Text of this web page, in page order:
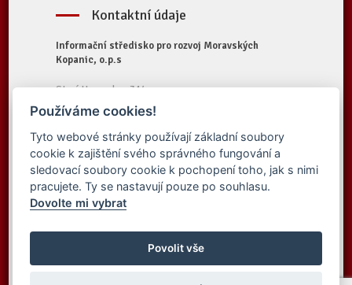
Kontaktní údaje
Informační středisko pro rozvoj Moravských
Kopanic, o.p.s
Starý Hrozenkov 314
687 74 Starý Hrozenkov
Tel.:+420 572 696 323
E-mail:
iskopanice@iskopanice.cz
Web:https://www.iskopanice.cz
© 2016 Informační středisko pro rozvoj
Moravských Kopanic, o.p.s. - Všechna práva
Vytvořilo studio
Používáme cookies!
Tyto webové stránky používají základní soubory
cookie k zajištění svého správného fungování a
sledovací soubory cookie k pochopení toho, jak s nimi
pracujete. Ty se nastavují pouze po souhlasu.
Dovolte mi vybrat
Povolit vše